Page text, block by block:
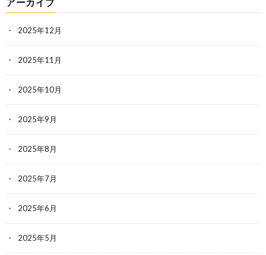
2025年12月
2025年11月
2025年10月
2025年9月
2025年8月
2025年7月
2025年6月
2025年5月